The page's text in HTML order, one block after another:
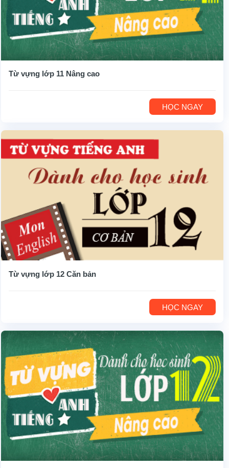
Từ vựng lớp 11 Nâng cao
HỌC NGAY
Từ vựng lớp 12 Căn bản
HỌC NGAY